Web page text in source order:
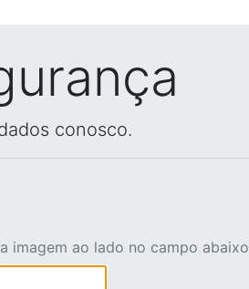
conosco.
imagem ao lado no campo abaixo